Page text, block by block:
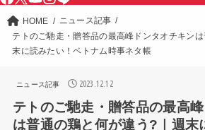
HOME
ニュース記事
テトのご馳走・贈答品の最高峰ドンタオチキン
末に読みたい！ベトナム時事ネタ帳
ニュース記事 2023.12.12
テトのご馳走・贈答品の最高
は普通の鶏と何が違う?｜週末